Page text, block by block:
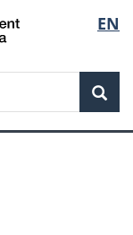
de
la
EN